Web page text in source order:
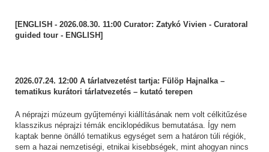
[ENGLISH - 2026.08.30. 11:00 Curator: Zatykó Vivien - Curatoral
guided tour - ENGLISH]
2026.07.24. 12:00 A tárlatvezetést tartja: Fülöp Hajnalka –
tematikus kurátori tárlatvezetés – kutató terepen
A néprajzi múzeum gyűjteményi kiállításának nem volt célkitűzése
klasszikus néprajzi témák enciklopédikus bemutatása. Így nem
kaptak benne önálló tematikus egységet sem a határon túli régiók,
sem a hazai nemzetiségi, etnikai kisebbségek, mint ahogyan nincs